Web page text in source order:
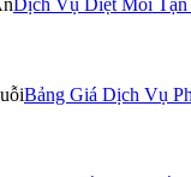
Dịch Vụ Diệt Mối
Bảng Giá Dịch Vụ